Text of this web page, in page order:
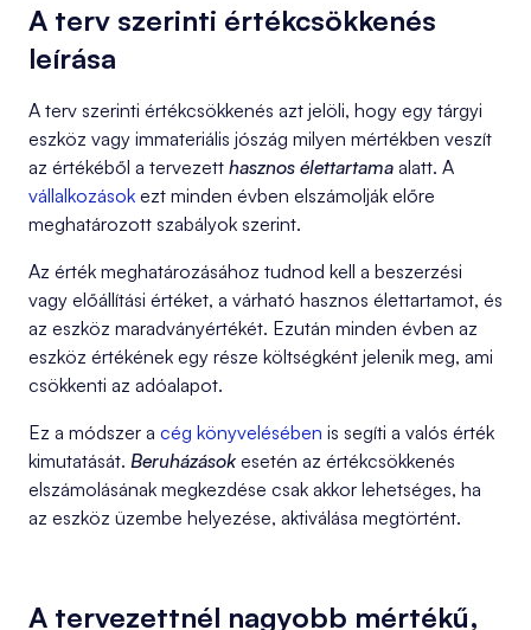
A terv szerinti értékcsökkenés
leírása
A terv szerinti értékcsökkenés azt jelöli, hogy egy tárgyi
eszköz vagy immateriális jószág milyen mértékben veszít
az értékéből a tervezett hasznos élettartama alatt. A
vállalkozások ezt minden évben elszámolják előre
meghatározott szabályok szerint.
Az érték meghatározásához tudnod kell a beszerzési
vagy előállítási értéket, a várható hasznos élettartamot, és
az eszköz maradványértékét. Ezután minden évben az
eszköz értékének egy része költségként jelenik meg, ami
csökkenti az adóalapot.
Ez a módszer a cég könyvelésében is segíti a valós érték
kimutatását. Beruházások esetén az értékcsökkenés
elszámolásának megkezdése csak akkor lehetséges, ha
az eszköz üzembe helyezése, aktiválása megtörtént.
A tervezettnél nagyobb mértékű,